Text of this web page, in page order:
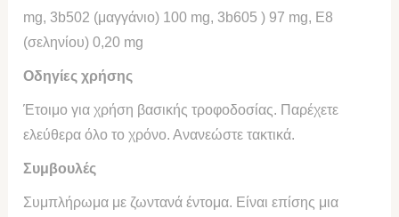
mg, 3b502 (μαγγάνιο) 100 mg, 3b605 ) 97 mg, Ε8
(σεληνίου) 0,20 mg
Οδηγίες χρήσης
Έτοιμο για χρήση βασικής τροφοδοσίας. Παρέχετε
ελεύθερα όλο το χρόνο. Ανανεώστε τακτικά.
Συμβουλές
Συμπλήρωμα με ζωντανά έντομα. Είναι επίσης μια